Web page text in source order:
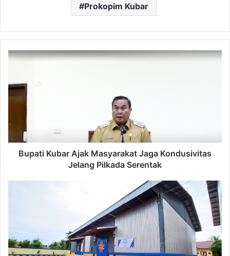
Prokopim Kubar
Bupati
Masyarakat
Jaga
Pilkada
Serentak
Bupati Kubar Ajak Masyarakat Jaga Kondusivitas
Jelang Pilkada Serentak
di
Kubar